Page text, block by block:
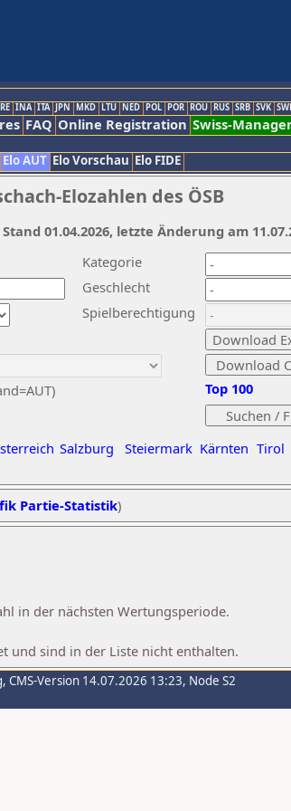
INA ITA JPN MKD LTU NED POL POR ROU RUS SRB SVK
FAQ Online Registration Swiss-
Elo AUT Elo Vorschau Elo FIDE
Elozahlen des ÖSB
Kategorie
Geschlecht
Spielberechtigung
Salzburg Steiermark Kärnten Tirol
Top 100
01.04.2026, letzte Änderung am
Partie-Statistik)
in der nächsten Wertungsperiode.
und sind in der Liste nicht enthalten.
, CMS-Version 14.07.2026 13:23, Node S2